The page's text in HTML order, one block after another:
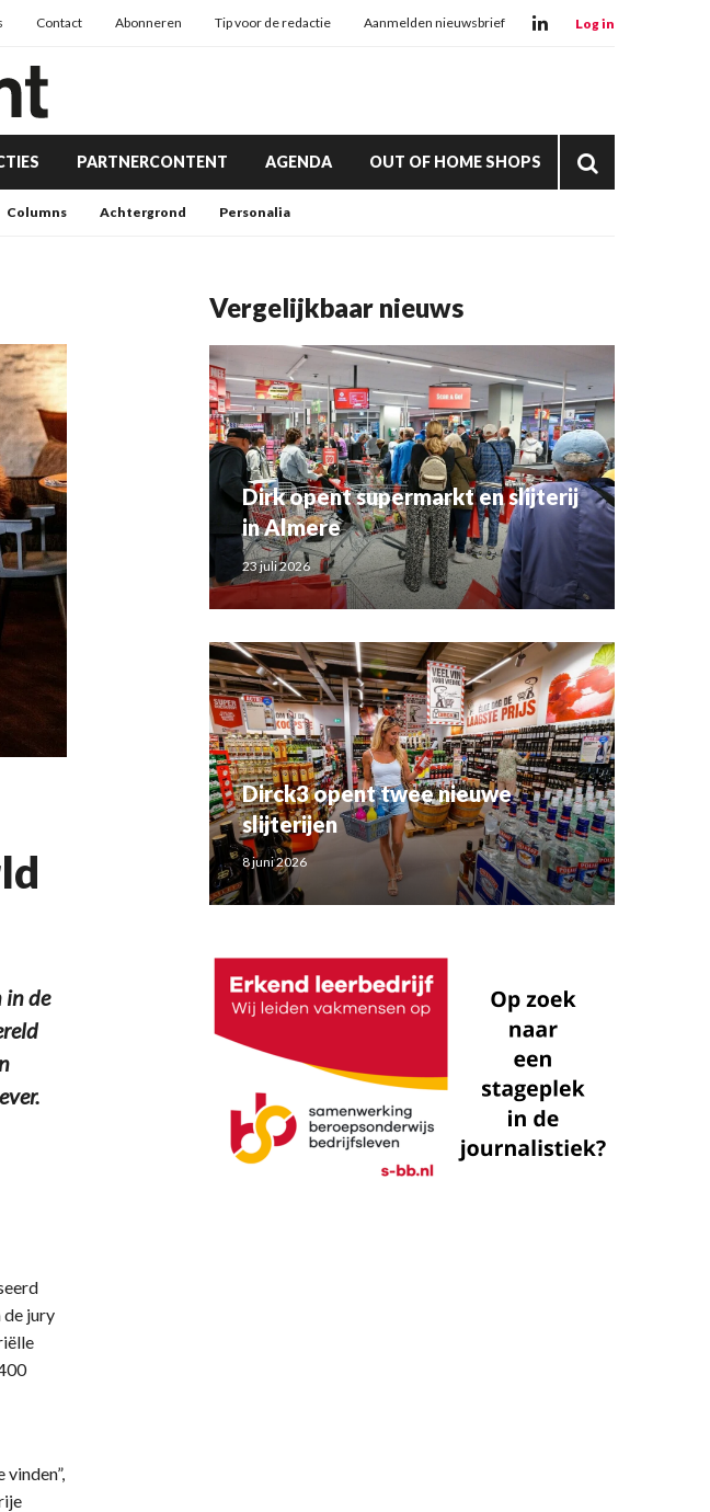
Contact Abonneren Tip voor de redactie Aanmelden nieuwsbrief Log in
PARTNERCONTENT AGENDA OUT OF HOME SHOPS
Columns Achtergrond Personalia
in de
de jury
Vergelijkbaar nieuws
Dirk opent supermarkt en slijterij
in Almere
23 juli 2026
Dirck3 opent twee nieuwe
slijterijen
8 juni 2026